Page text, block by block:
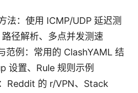
法：使用 ICMP/UDP 延迟测
径解析、多点并发测速
范例：常用的 ClashYAML 结
设置、Rule 规则示例
Reddit 的 r/VPN、Stack